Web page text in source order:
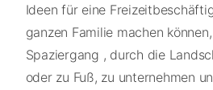
Ideen für eine
ganzen Familie machen
Spaziergang , durch die
oder zu Fuß, zu unternehmen